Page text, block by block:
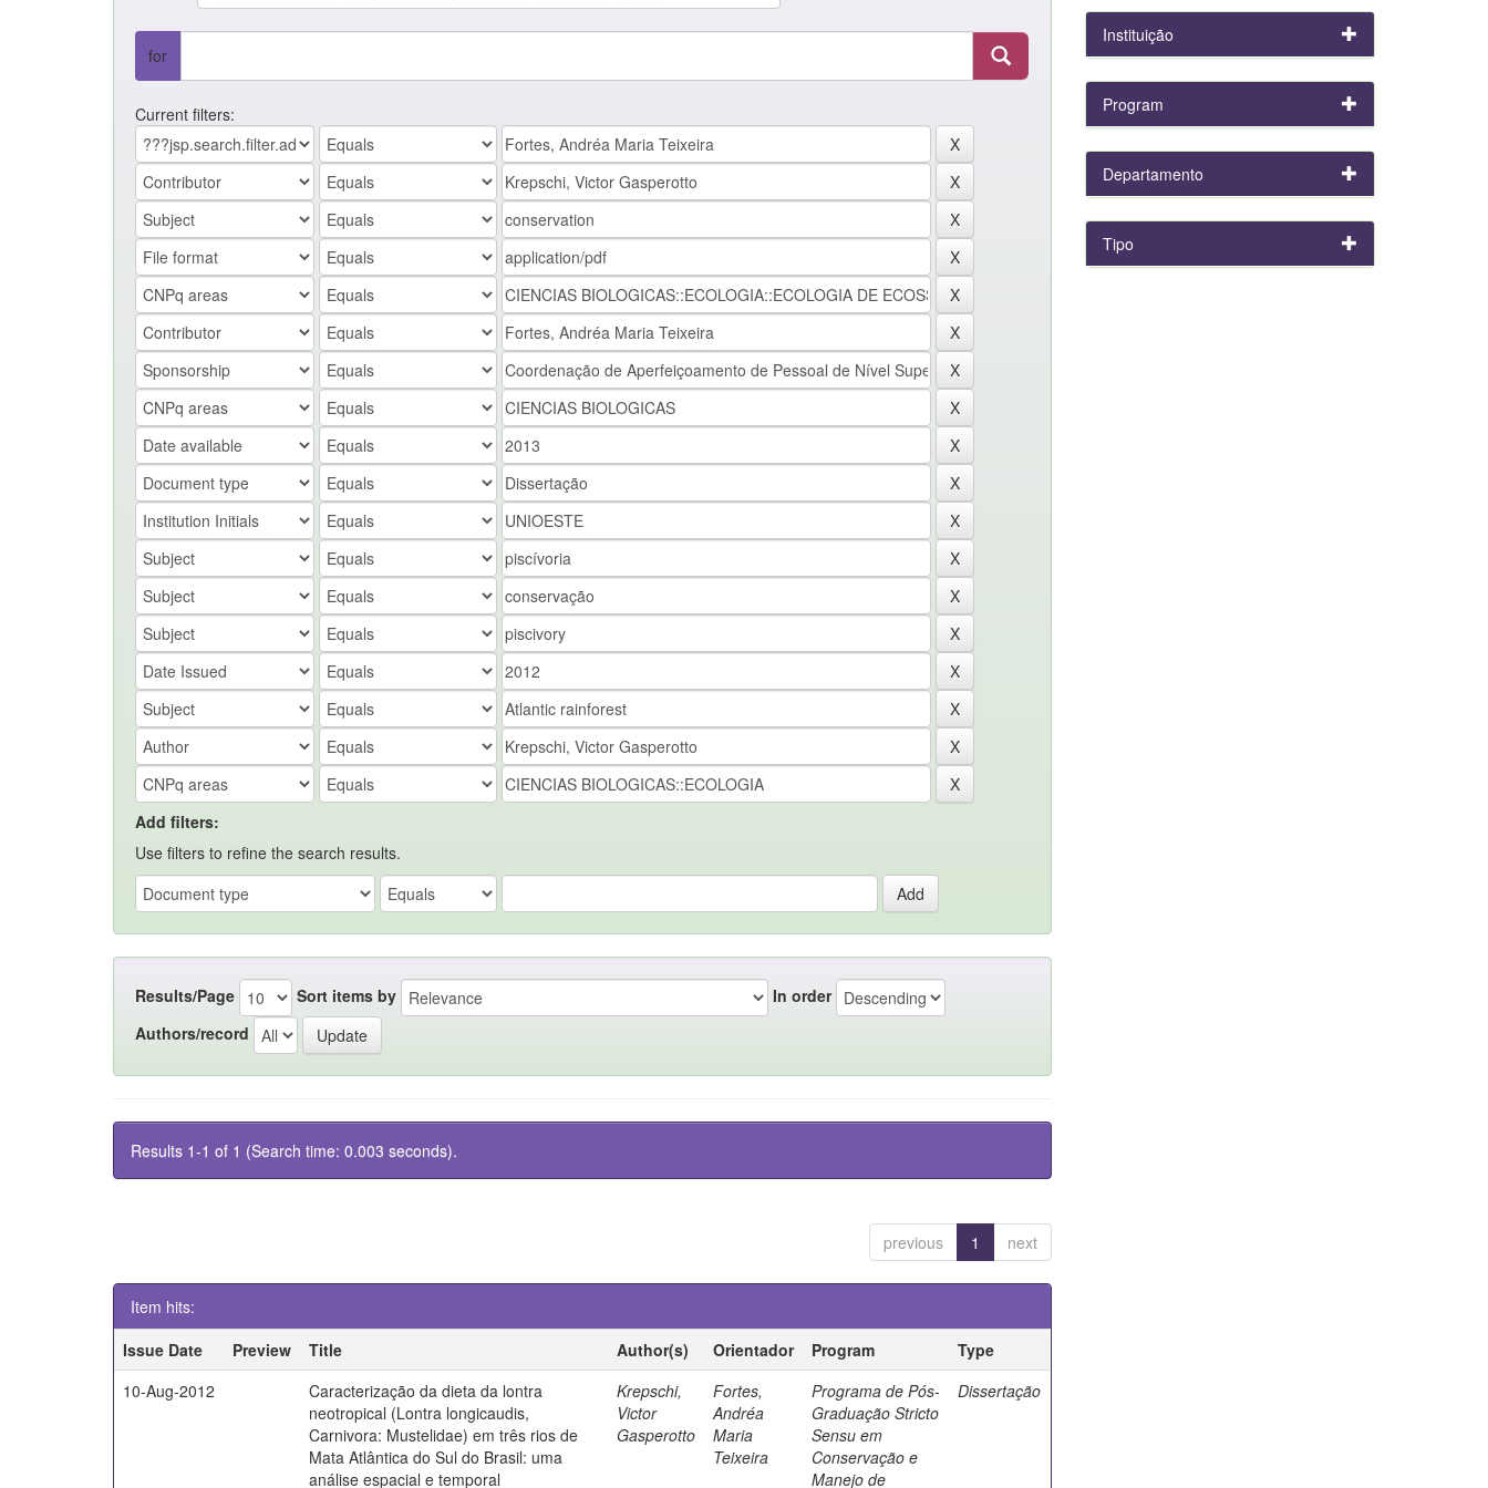
for
Current filters:
Add filters:
Use filters to refine the search results.
Results/Page Sort items by
In order
Authors/record
Results 1-1 of 1 (Search time: 0.003 seconds).
previous 1 next
Item hits:
Issue Date
Preview Title Author(s) Orientador Program
Type
10-Aug-2012
Caracterização da dieta da lontra
neotropical (Lontra longicaudis,
Carnivora: Mustelidae) em três rios de
Mata Atlântica do Sul do Brasil: uma
análise espacial e temporal
Krepschi,
Victor
Gasperotto
Fortes,
Andréa
Maria
Teixeira
Programa de Pós-
Graduação Stricto
Sensu em
Conservação e
Manejo de
Dissertação
Instituição
Program
Departamento
Tipo